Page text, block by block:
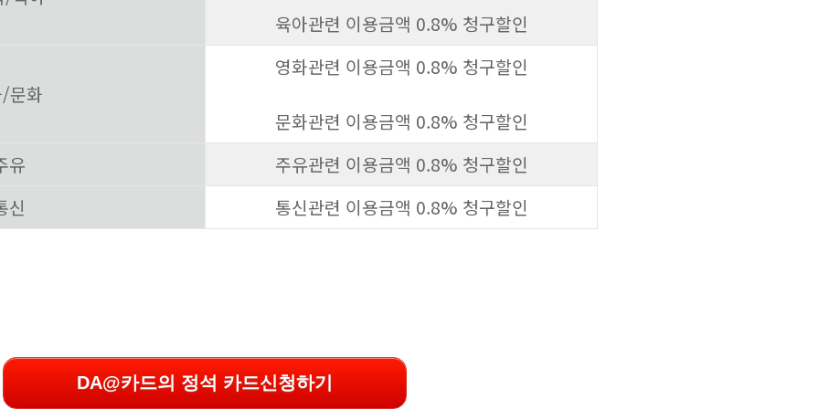
육아관련 이용금액 0.8% 청구할인
문화
영화관련 이용금액 0.8% 청구할인
문화관련 이용금액 0.8% 청구할인
유
주유관련 이용금액 0.8% 청구할인
신
통신관련 이용금액 0.8% 청구할인
DA@카드의 정석 카드신청하기